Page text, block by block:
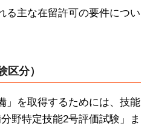
る主な在留許可の要件につい
区分）
」を取得するためには、技能
野特定技能2号評価試験」ま